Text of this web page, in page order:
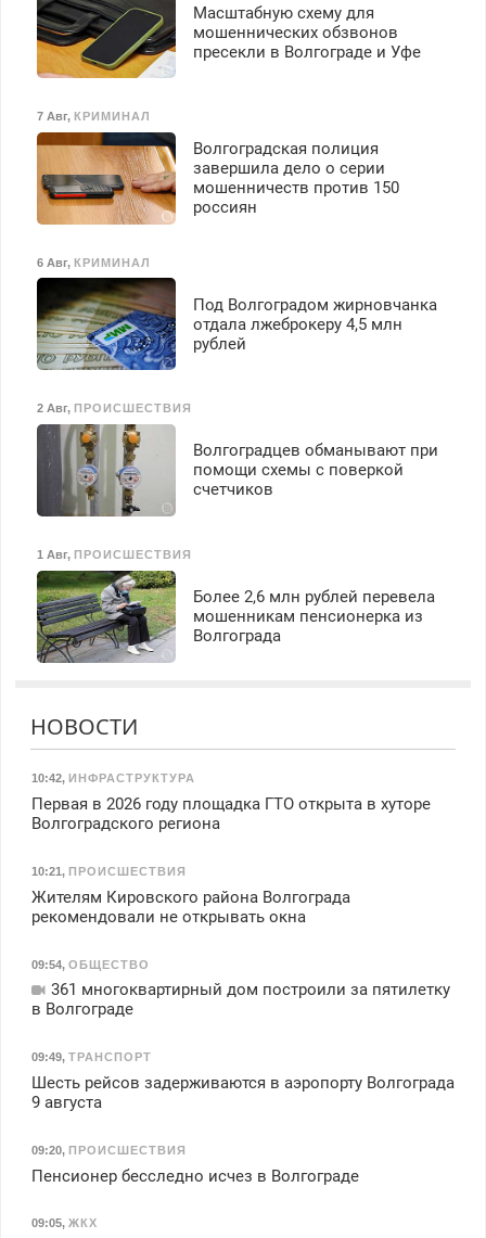
Масштабную схему для
мошеннических обзвонов
пресекли в Волгограде и Уфе
7 Авг, КРИМИНАЛ
Волгоградская полиция
завершила дело о серии
мошенничеств против 150
россиян
6 Авг, КРИМИНАЛ
Под Волгоградом жирновчанка
отдала лжеброкеру 4,5 млн
рублей
2 Авг, ПРОИСШЕСТВИЯ
Волгоградцев обманывают при
помощи схемы с поверкой
счетчиков
1 Авг, ПРОИСШЕСТВИЯ
Более 2,6 млн рублей перевела
мошенникам пенсионерка из
Волгограда
НОВОСТИ
10:42, ИНФРАСТРУКТУРА
Первая в 2026 году площадка ГТО открыта в хуторе
Волгоградского региона
10:21, ПРОИСШЕСТВИЯ
Жителям Кировского района Волгограда
рекомендовали не открывать окна
09:54, ОБЩЕСТВО
361 многоквартирный дом построили за пятилетку
в Волгограде
09:49, ТРАНСПОРТ
Шесть рейсов задерживаются в аэропорту Волгограда
9 августа
09:20, ПРОИСШЕСТВИЯ
Пенсионер бесследно исчез в Волгограде
09:05, ЖКХ